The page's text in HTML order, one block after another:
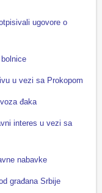
ugovore o
u vezi sa Prokopom
đaka
interes u vezi sa
nabavke
građana Srbije